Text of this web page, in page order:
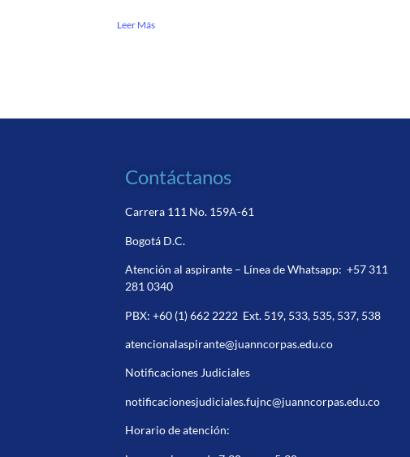
Leer Más
Contáctanos
Carrera 111 No. 159A-61
Bogotá D.C.
Atención al aspirante – Línea de Whatsapp:+57 311
281 0340
PBX:+60 (1) 662 2222 Ext. 519, 533, 535, 537, 538
atencionalaspirante@juanncorpas.edu.co
Notificaciones Judiciales
notificacionesjudiciales.fujnc@juanncorpas.edu.co
Horario de atención: